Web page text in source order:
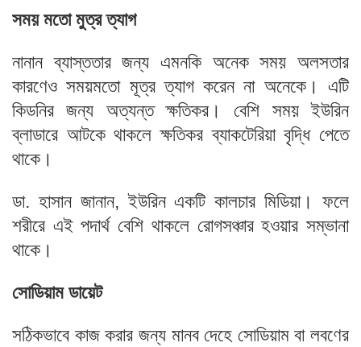
সময় মতো মুত্র ত্যাগ
নানান ব্যাস্ততার জন্য এমনকি অনেক সময় অলসতার
কারণেও সময়মতো মূত্র ত্যাগ করেন না অনেকে। এটি
কিডনির জন্য অত্যন্ত ক্ষতিকর। বেশি সময় ইউরিন
ব্লাডারে আটকে থাকলে ক্ষতিকর ব্যাকটেরিয়া বৃদ্ধি পেতে
থাকে।
ডা. হাসান জানান, ইউরিন একটি কালচার মিডিয়া। ফলে
শরীরে এই পদার্থ বেশি থাকলে রোগসঞ্চার হওয়ার সম্ভানা
থাকে।
সোডিয়াম ডায়েট
সঠিকভাবে কাজ করার জন্য মানব দেহে সোডিয়াম বা লবণের